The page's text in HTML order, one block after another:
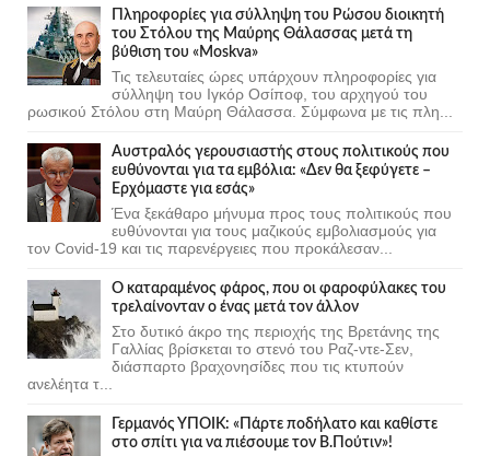
Πληροφορίες για σύλληψη του Ρώσου διοικητή
του Στόλου της Mαύρης Θάλασσας μετά τη
βύθιση του «Moskva»
Τις τελευταίες ώρες υπάρχουν πληροφορίες για
σύλληψη του Ιγκόρ Οσίποφ, του αρχηγού του
ρωσικού Στόλου στη Μαύρη Θάλασσα. Σύμφωνα με τις πλη...
Αυστραλός γερουσιαστής στους πολιτικούς που
ευθύνονται για τα εμβόλια: «Δεν θα ξεφύγετε –
Ερχόμαστε για εσάς»
Ένα ξεκάθαρο μήνυμα προς τους πολιτικούς που
ευθύνονται για τους μαζικούς εμβολιασμούς για
τον Covid-19 και τις παρενέργειες που προκάλεσαν...
Ο καταραμένος φάρος, που οι φαροφύλακες του
τρελαίνονταν ο ένας μετά τον άλλον
Στο δυτικό άκρο της περιοχής της Βρετάνης της
Γαλλίας βρίσκεται το στενό του Ραζ-ντε-Σεν,
διάσπαρτο βραχονησίδες που τις κτυπούν
ανελέητα τ...
Γερμανός ΥΠΟΙΚ: «Πάρτε ποδήλατο και καθίστε
στο σπίτι για να πιέσουμε τον Β.Πούτιν»!